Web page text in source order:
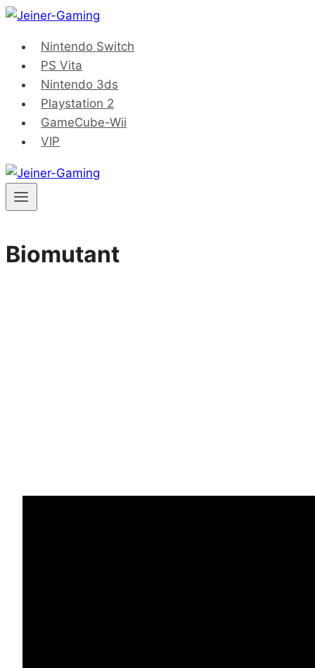
Saltar
contenidoNintendo Switch
PS Vita
Nintendo 3ds
Playstation 2
GameCube-Wii
VIP
Biomutant